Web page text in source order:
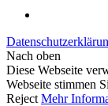
Nach oben
Diese Webseite
Webseite stimmen
Reject Mehr